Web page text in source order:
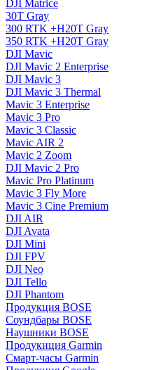
DJI Matrice
30T Gray
300 RTK +H20T Gray
350 RTK +H20T Gray
DJI Mavic
DJI Mavic 2 Enterprise
DJI Mavic 3
DJI Mavic 3 Thermal
Mavic 3 Enterprise
Mavic 3 Pro
Mavic 3 Сlassic
Mavic AIR 2
Mavic 2 Zoom
DJI Mavic 2 Pro
Mavic Pro Platinum
Mavic 3 Fly More
Mavic 3 Cine Premium
DJI AIR
DJI Avata
DJI Mini
DJI FPV
DJI Neo
DJI Tello
DJI Phantom
Продукция BOSE
Соундбары BOSE
Наушники BOSE
Продукиция Garmin
Смарт-часы Garmin